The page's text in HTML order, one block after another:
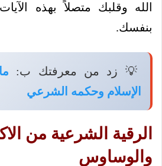
الله وقلبك متصلاً بهذه
بنفسك.
💡 زد من معرفتك ب:
الإسلام وحكمه الشرعي
الرقية الشرعية من
والوساوس